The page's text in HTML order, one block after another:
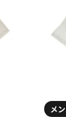
メ